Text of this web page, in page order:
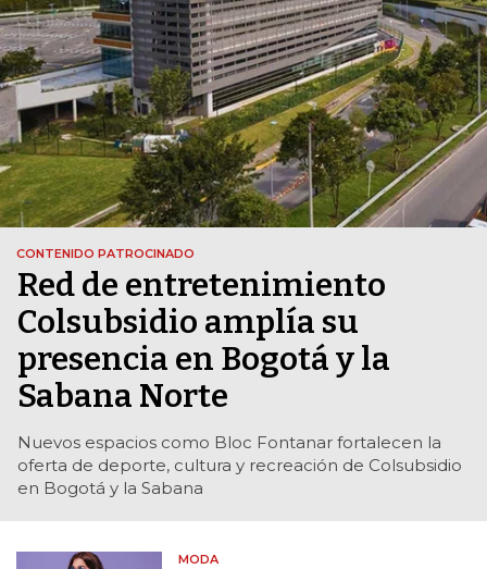
CONTENIDO PATROCINADO
Red de entretenimiento
Colsubsidio amplía su
presencia en Bogotá y la
Sabana Norte
Nuevos espacios como Bloc Fontanar fortalecen la
oferta de deporte, cultura y recreación de Colsubsidio
en Bogotá y la Sabana
MODA